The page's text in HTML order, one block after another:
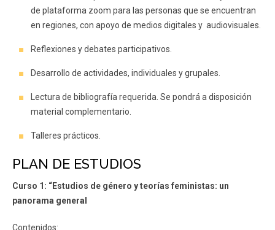
de plataforma zoom para las personas que se encuentran
en regiones, con apoyo de medios digitales y audiovisuales.
Reflexiones y debates participativos.
Desarrollo de actividades, individuales y grupales.
Lectura de bibliografía requerida. Se pondrá a disposición
material complementario.
Talleres prácticos.
PLAN DE ESTUDIOS
Curso 1: “Estudios de género y teorías feministas: un
panorama general
Contenidos: